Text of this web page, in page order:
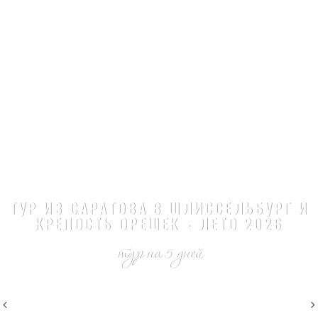
ТУР ИЗ САРАТОВА В ШЛИССЕЛЬБУРГ И
КРЕПОСТЬ ОРЕШЕК - ЛЕТО 2026
тур на 5 дней